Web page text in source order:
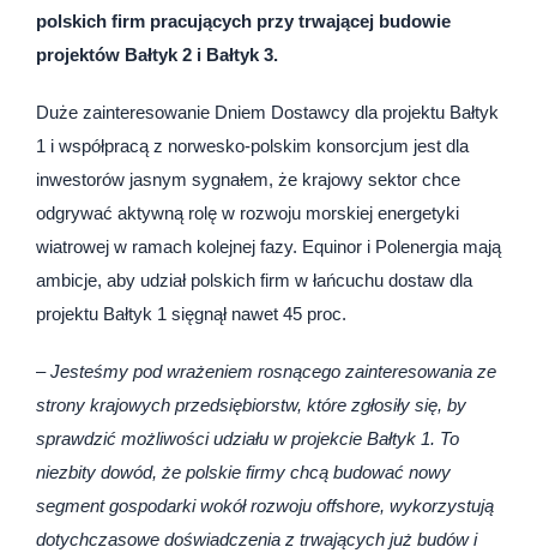
polskich firm pracujących przy trwającej budowie
projektów Bałtyk 2 i Bałtyk 3.
Duże zainteresowanie Dniem Dostawcy dla projektu Bałtyk
1 i współpracą z norwesko-polskim konsorcjum jest dla
inwestorów jasnym sygnałem, że krajowy sektor chce
odgrywać aktywną rolę w rozwoju morskiej energetyki
wiatrowej w ramach kolejnej fazy. Equinor i Polenergia mają
ambicje, aby udział polskich firm w łańcuchu dostaw dla
projektu Bałtyk 1 sięgnął nawet 45 proc.
–Jesteśmy pod wrażeniem rosnącego zainteresowania ze
strony krajowych przedsiębiorstw, które zgłosiły się, by
sprawdzić możliwości udziału w projekcie Bałtyk 1. To
niezbity dowód, że polskie firmy chcą budować nowy
segment gospodarki wokół rozwoju offshore, wykorzystują
dotychczasowe doświadczenia z trwających już budów i